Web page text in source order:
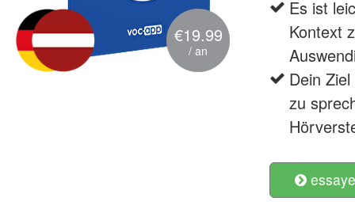
€19.99
/ an
Es ist
Kontext
Dein
zu